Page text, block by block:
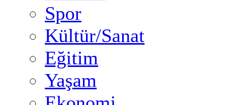
Spor
Kültür/Sanat
Eğitim
Yaşam